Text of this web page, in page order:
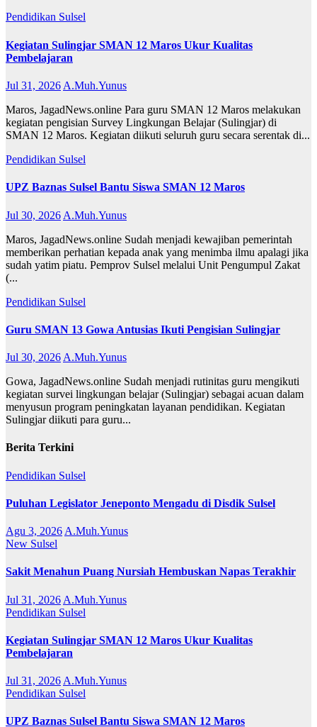
Pendidikan Sulsel
Kegiatan Sulingjar SMAN 12 Maros Ukur Kualitas
Pembelajaran
Jul 31, 2026 A.Muh.Yunus
Maros, JagadNews.online Para guru SMAN 12 Maros melakukan
kegiatan pengisian Survey Lingkungan Belajar (Sulingjar) di
SMAN 12 Maros. Kegiatan diikuti seluruh guru secara serentak di...
Pendidikan Sulsel
UPZ Baznas Sulsel Bantu Siswa SMAN 12 Maros
Jul 30, 2026 A.Muh.Yunus
Maros, JagadNews.online Sudah menjadi kewajiban pemerintah
memberikan perhatian kepada anak yang menimba ilmu apalagi jika
sudah yatim piatu. Pemprov Sulsel melalui Unit Pengumpul Zakat
(...
Pendidikan Sulsel
Guru SMAN 13 Gowa Antusias Ikuti Pengisian Sulingjar
Jul 30, 2026 A.Muh.Yunus
Gowa, JagadNews.online Sudah menjadi rutinitas guru mengikuti
kegiatan survei lingkungan belajar (Sulingjar) sebagai acuan dalam
menyusun program peningkatan layanan pendidikan. Kegiatan
Sulingjar diikuti para guru...
Berita Terkini
Pendidikan Sulsel
Puluhan Legislator Jeneponto Mengadu di Disdik Sulsel
Agu 3, 2026 A.Muh.Yunus
New Sulsel
Sakit Menahun Puang Nursiah Hembuskan Napas Terakhir
Jul 31, 2026 A.Muh.Yunus
Pendidikan Sulsel
Kegiatan Sulingjar SMAN 12 Maros Ukur Kualitas
Pembelajaran
Jul 31, 2026 A.Muh.Yunus
Pendidikan Sulsel
UPZ Baznas Sulsel Bantu Siswa SMAN 12 Maros